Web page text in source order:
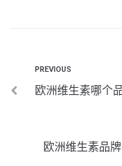
PREVIOUS
欧洲维生素哪个
欧洲维生素品